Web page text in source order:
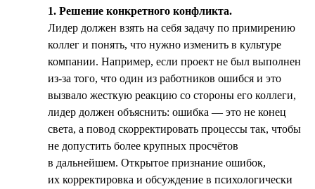
1. Решение конкретного конфликта.
Лидер должен взять на себя задачу по примирению
коллег и понять, что нужно изменить в культуре
компании. Например, если проект не был выполнен
из-за того, что один из работников ошибся и это
вызвало жесткую реакцию со стороны его коллеги,
лидер должен объяснить: ошибка — это не конец
света, а повод скорректировать процессы так, чтобы
не допустить более крупных просчётов
в дальнейшем. Открытое признание ошибок,
их корректировка и обсуждение в психологически